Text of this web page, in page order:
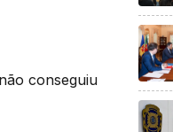
conseguiu